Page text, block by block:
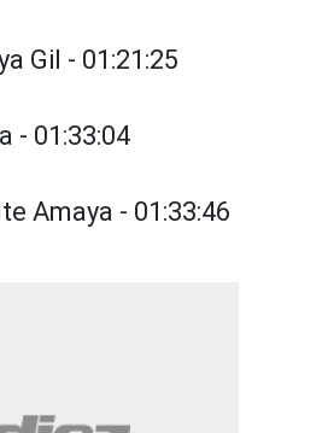
Gil - 01:21:25
- 01:33:04
Amaya - 01:33:46